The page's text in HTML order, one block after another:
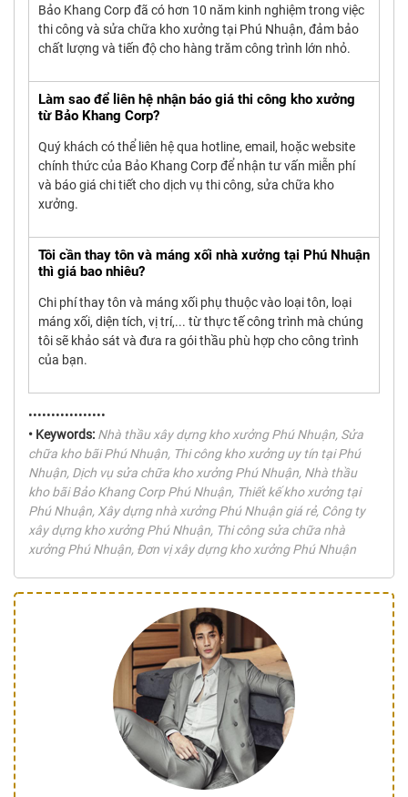
Bảo Khang Corp đã có hơn 10 năm kinh nghiệm trong việc
thi công và sửa chữa kho xưởng tại Phú Nhuận, đảm bảo
chất lượng và tiến độ cho hàng trăm công trình lớn nhỏ.
Làm sao để liên hệ nhận báo giá thi công kho xưởng
từ Bảo Khang Corp?
Quý khách có thể liên hệ qua hotline, email, hoặc website
chính thức của Bảo Khang Corp để nhận tư vấn miễn phí
và báo giá chi tiết cho dịch vụ thi công, sửa chữa kho
xưởng.
Tôi cần thay tôn và máng xối nhà xưởng tại Phú Nhuận
thì giá bao nhiêu?
Chi phí thay tôn và máng xối phụ thuộc vào loại tôn, loại
máng xối, diện tích, vị trí,... từ thực tế công trình mà chúng
tôi sẽ khảo sát và đưa ra gói thầu phù hợp cho công trình
của bạn.
•••••••••••••••••
• Keywords: Nhà thầu xây dựng kho xưởng Phú Nhuận, Sửa
chữa kho bãi Phú Nhuận, Thi công kho xưởng uy tín tại Phú
Nhuận, Dịch vụ sửa chữa kho xưởng Phú Nhuận, Nhà thầu
kho bãi Bảo Khang Corp Phú Nhuận, Thiết kế kho xưởng tại
Phú Nhuận, Xây dựng nhà xưởng Phú Nhuận giá rẻ, Công ty
xây dựng kho xưởng Phú Nhuận, Thi công sửa chữa nhà
xưởng Phú Nhuận, Đơn vị xây dựng kho xưởng Phú Nhuận